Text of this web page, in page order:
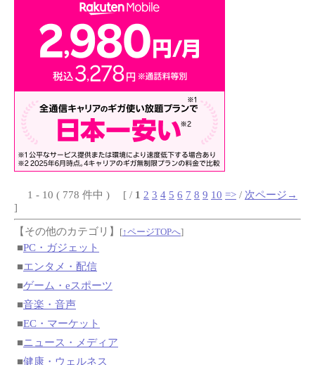
1 - 10 ( 778 件中 ) [ / 1 2 3 4 5 6 7 8 9 10 => / 次ページ→
]
【その他のカテゴリ】 [↑ページTOPへ]
■PC・ガジェット
■エンタメ・配信
■ゲーム・eスポーツ
■音楽・音声
■EC・マーケット
■ニュース・メディア
■健康・ウェルネス